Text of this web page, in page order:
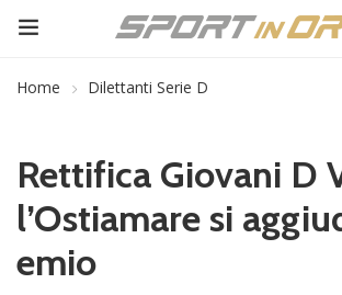
Home Dilettanti Serie D
Rettifica Giovani D
l’Ostiamare si
emio